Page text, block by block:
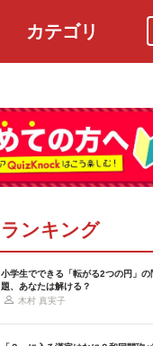
カテゴリ
ランキング
小学生でできる「転がる2つの円」の
題、あなたは解ける？
木村 真実子